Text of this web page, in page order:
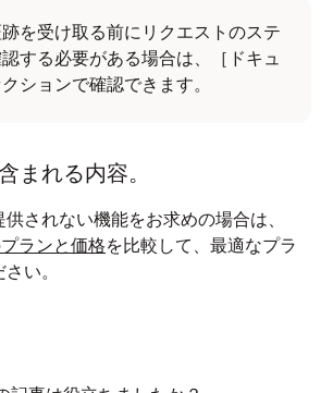
を受け取る前にリクエストのステ
する必要がある場合は、［ドキュ
ションで確認できます。
まれる内容。
されない機能をお求めの場合は、
ランと価格を比較して、最適なプラ
い。